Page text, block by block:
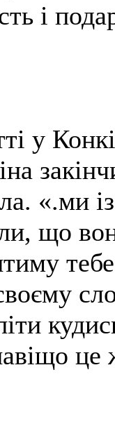
і
у
«.ми
що
тебе
це